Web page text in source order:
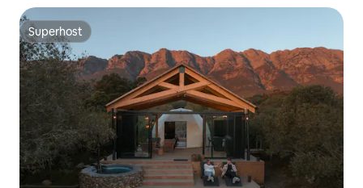
Superhost
Superhost